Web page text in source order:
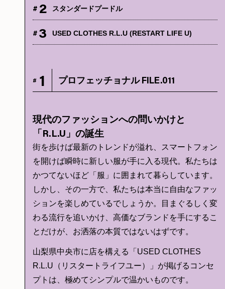
# 2 スタンダードプードル
# 3 USED CLOTHES R.L.U (RESTART LIFE U)
# 1 プロフェッチョナル FILE.011
現代のファッションへの問いかけと
「R.L.U」の誕生
街を歩けば最新のトレンドが溢れ、スマートフォン
を開けば瞬時に新しい服が手に入る現代。私たちは
かつてないほど「服」に囲まれて暮らしています。
しかし、その一方で、私たちは本当に自由なファッ
ションを楽しめているでしょうか。目まぐるしく変
わる流行を追いかけ、高価なブランドを手にするこ
とだけが、お洒落の本質ではないはずです。
山梨県中央市に店を構える「USED CLOTHES
R.L.U（リスタートライフユー）」が掲げるコンセ
プトは、極めてシンプルで温かいものです。